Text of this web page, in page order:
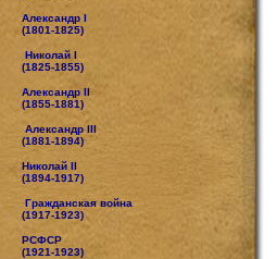
Александр I
(1801-1825)
Николай I
(1825-1855)
Александр II
(1855-1881)
Александр III
(1881-1894)
Николай II
(1894-1917)
Гражданская война
(1917-1923)
РСФСР
(1921-1923)